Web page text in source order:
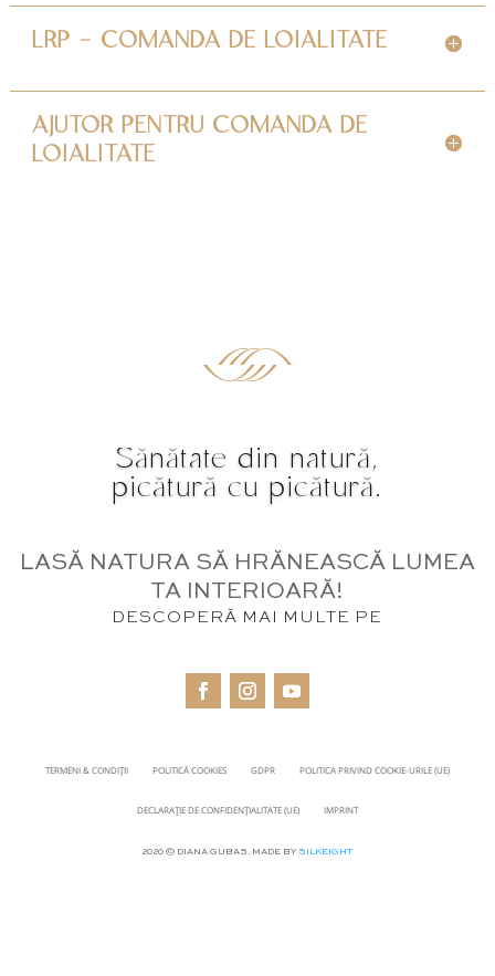
LRP - COMANDA DE LOIALITATE
AJUTOR PENTRU COMANDA DE
LOIALITATE
Sănătate din natură,
picătură cu picătură.
LASĂ NATURA SĂ HRĂNEASCĂ LUMEA
TA INTERIOARĂ!
DESCOPERĂ MAI MULTE PE
TERMENI & CONDIȚII POLITICĂ COOKIES GDPR POLITICA PRIVIND COOKIE-URILE (UE)
DECLARAȚIE DE CONFIDENȚIALITATE (UE) IMPRINT
2020 © DIANA GUBAS. MADE BY SILKEIGHT